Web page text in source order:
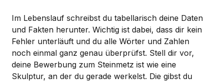
Im Lebenslauf schreibst du tabellarisch deine Daten
und Fakten herunter. Wichtig ist dabei, dass dir kein
Fehler unterläuft und du alle Wörter und Zahlen
noch einmal ganz genau überprüfst. Stell dir vor,
deine Bewerbung zum Steinmetz ist wie eine
Skulptur, an der du gerade werkelst. Die gibst du